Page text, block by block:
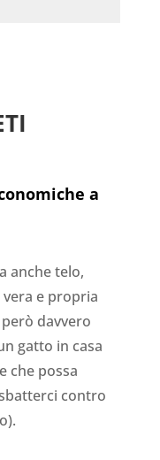
a
anche telo,
e propria
davvero
gatto in casa
che possa
contro